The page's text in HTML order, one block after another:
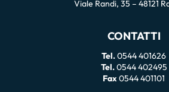
Viale Randi, 35 – 48121
CONTATTI
Tel.0544 401626
Tel.0544 402495
Fax0544 401101